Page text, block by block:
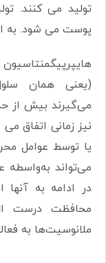
تولید می کنند.
پوست می شود. به
(یعنی همان
می‌گیرند بیش از
نیز زمانی اتفاق
یا توسط عوامل
می‌تواند به‌واسطه
در ادامه به آنها
محافظت درست
ملانوسیت‌ها به